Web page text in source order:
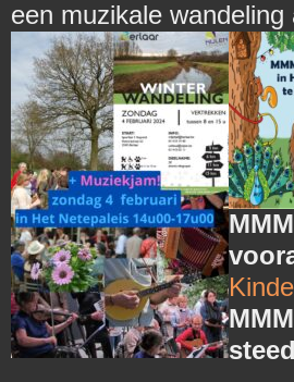
een muzikale wandeling